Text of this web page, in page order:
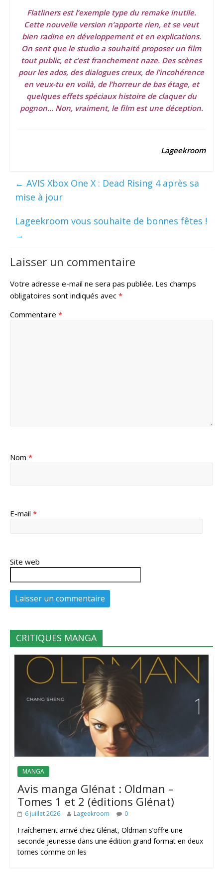
Flatliners est l’exemple type du remake inutile.
Cette nouvelle version n’apporte rien, et se veut
bien radine en développement et en explications.
On sent que le studio a souhaité proposer un film
tout public, et c’est franchement naze. Des scènes
pour les ados, des dialogues creux, de l’incohérence
en veux-tu en voilà, de l’horreur de bas étage, et
quelques effets spéciaux histoire de claquer du
pognon… Non, vraiment, le film est une déception.
Lageekroom
← AVIS Xbox One X : Dead Rising 4 après sa
mise à jour
Lageekroom vous souhaite de bonnes fêtes !
→
Laisser un commentaire
Votre adresse e-mail ne sera pas publiée. Les champs
obligatoires sont indiqués avec *
Commentaire *
Nom *
E-mail *
Site web
CRITIQUES MANGA
MANGA
Avis manga Glénat : Oldman –
Tomes 1 et 2 (éditions Glénat)
6 juillet 2026 Lageekroom 0
Fraîchement arrivé chez Glénat, Oldman s’offre une
seconde jeunesse dans une édition grand format en deux
tomes comme on les